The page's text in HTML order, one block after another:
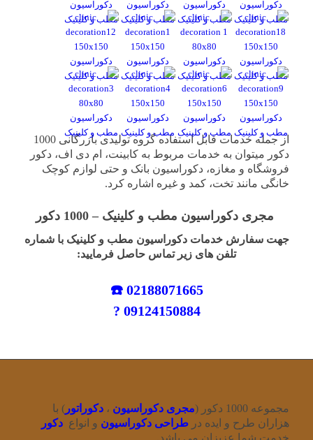
از جمله خدمات قابل استفاده گروه تولیدی بازرگانی 1000
دکور میتوان به خدمات مربوط به کابینت، ام دی اف، دکور
فروشگاه و مغازه، دکوراسیون بانک و حتی لوازم کوچک
خانگی مانند تخت، کمد و غیره اشاره کرد.
مجری دکوراسیون مطب و کلینیک – 1000 دکور
جهت سفارش خدمات دکوراسیون مطب و کلینیک با شماره
تلفن های زیر تماس حاصل فرمایید:
02188071665 ☎️
09124150884 ?
مجموعه 1000 دکور ( مجری دکوراسیون ، دکوراتور ) با
هزاران طرح و ایده در طراحی دکوراسیون و انواع دکور
خدمت شما عزیزان می باشد.